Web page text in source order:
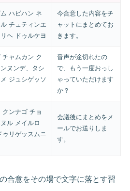
ハビハン ネ
チェティンエ
ヘ ドゥルケヨ
今合意した内容をチ
ャットにまとめてお
きます。
チャムカン ク
ヌンデ、タシ
ジュシゲッソ
音声が途切れたの
で、もう一度おっし
ゃっていただけます
か？
クンナゴ チョ
ル メイルロ
ゥリゲッスムニ
会議後にまとめをメ
ールでお送りしま
す。
合意をその場で文字に落とす習